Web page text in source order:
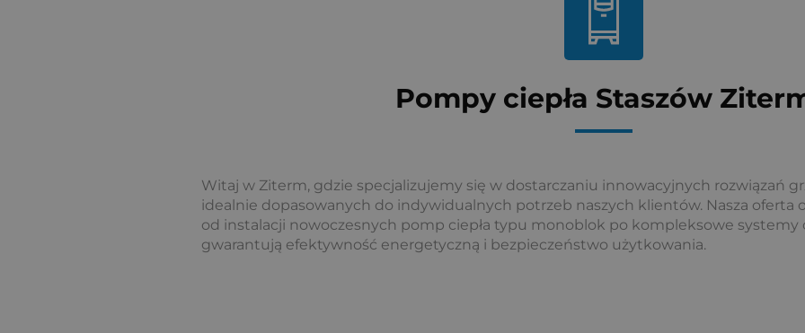
Pompy ciepła Staszów
Witaj w Ziterm, gdzie specjalizujemy się w dostarczaniu innowacyjnych rozwiązań
idealnie dopasowanych do indywidualnych potrzeb naszych klientów. Nasza oferta
od instalacji nowoczesnych pomp ciepła typu monoblok po kompleksowe systemy
gwarantują efektywność energetyczną i bezpieczeństwo użytkowania.